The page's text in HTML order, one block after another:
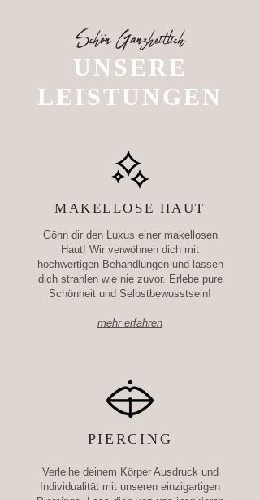
Schön Ganzheitlich
UNSERE
LEISTUNGEN
MAKELLOSE HAUT
Gönn dir den Luxus einer makellosen
Haut! Wir verwöhnen dich mit
hochwertigen Behandlungen und lassen
dich strahlen wie nie zuvor. Erlebe pure
Schönheit und Selbstbewusstsein!
mehr erfahren
PIERCING
Verleihe deinem Körper Ausdruck und
Individualität mit unseren einzigartigen